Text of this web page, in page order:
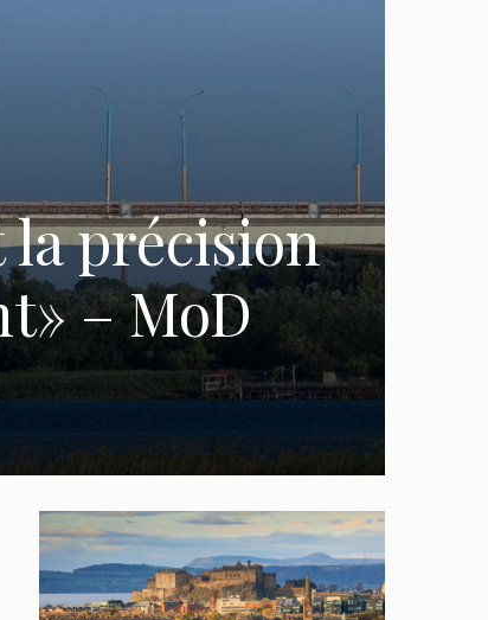
la précision
– MoD